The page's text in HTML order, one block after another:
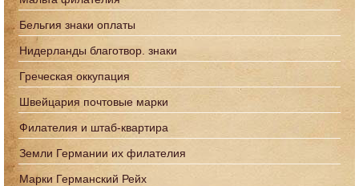
Бельгия знаки оплаты
Нидерланды благотвор. знаки
Греческая оккупация
Швейцария почтовые марки
Филателия и штаб-квартира
Земли Германии их филателия
Марки Германский Рейх